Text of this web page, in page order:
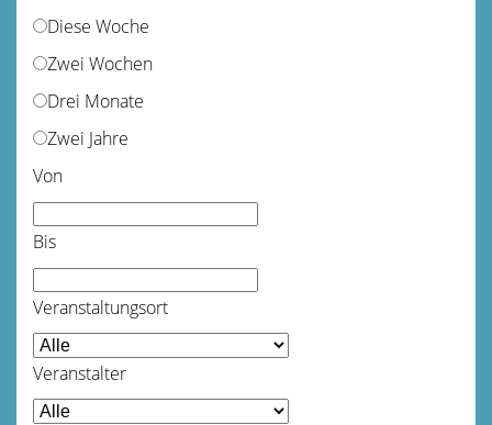
Diese Woche
Zwei Wochen
Drei Monate
Zwei Jahre
Von
Bis
Veranstaltungsort
Veranstalter